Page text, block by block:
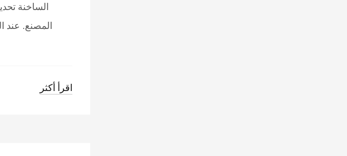
الساخنة
المصنع. عند
اقرأ أكثر